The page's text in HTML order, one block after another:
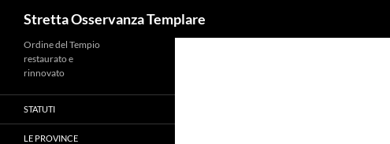
Stretta Osservanza Templare
Ordine del Tempio
restaurato e
rinnovato
STATUTI
LE PROVINCE